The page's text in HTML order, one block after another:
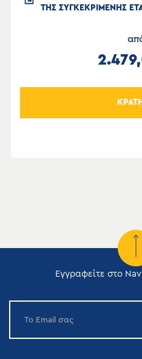
ΤΗΣ ΣΥΓΚΕΚΡΙΜΕΝΗΣ
Εγγραφείτε στο